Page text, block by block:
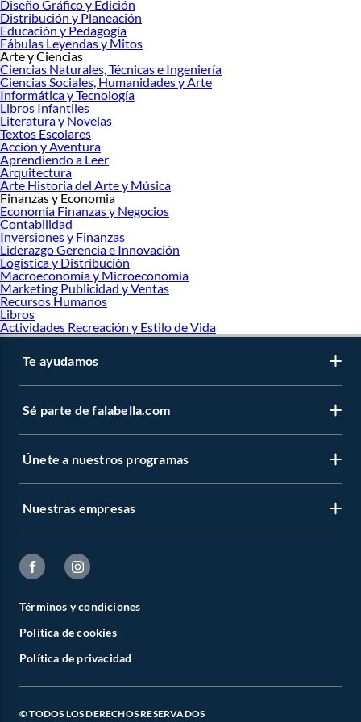
Diseño Gráfico y Edición
Distribución y Planeación
Educación y Pedagogía
Fábulas Leyendas y Mitos
Arte y Ciencias
Ciencias Naturales, Técnicas e Ingeniería
Ciencias Sociales, Humanidades y Arte
Informática y Tecnología
Libros Infantiles
Literatura y Novelas
Textos Escolares
Acción y Aventura
Aprendiendo a Leer
Arquitectura
Arte Historia del Arte y Música
Finanzas y Economia
Economía Finanzas y Negocios
Contabilidad
Inversiones y Finanzas
Liderazgo Gerencia e Innovación
Logística y Distribución
Macroeconomía y Microeconomía
Marketing Publicidad y Ventas
Recursos Humanos
Libros
Actividades Recreación y Estilo de Vida
Te ayudamos
Sé parte de falabella.com
Únete a nuestros programas
Nuestras empresas
Términos y condiciones
Política de cookies
Política de privacidad
© TODOS LOS DERECHOS RESERVADOS